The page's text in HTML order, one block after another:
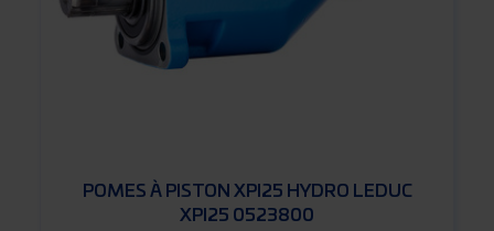
POMES À PISTON XPI25 HYDRO LEDUC
XPI25 0523800